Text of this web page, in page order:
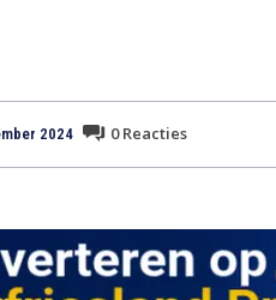
2024 0Reacties